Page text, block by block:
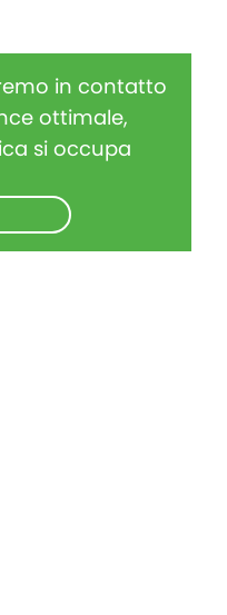
in contatto
ottimale,
si occupa